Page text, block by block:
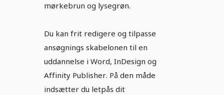
mørkebrun og lysegrøn.
Du kan frit redigere og tilpasse
ansøgnings skabelonen til en
uddannelse i Word, InDesign og
Affinity Publisher. På den måde
indsætter du letpås dit